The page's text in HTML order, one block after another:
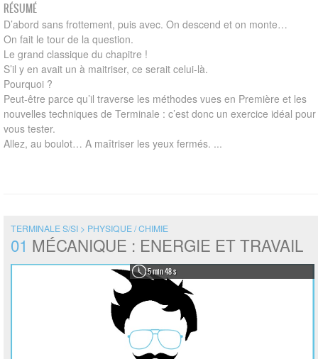
RÉSUMÉ
D’abord sans frottement, puis avec. On descend et on monte…
On fait le tour de la question.
Le grand classique du chapitre !
S’il y en avait un à maitriser, ce serait celui-là.
Pourquoi ?
Peut-être parce qu’il traverse les méthodes vues en Première et les
nouvelles techniques de Terminale : c’est donc un exercice idéal pour
vous tester.
Allez, au boulot… A maîtriser les yeux fermés. ...
TERMINALE S/SI > PHYSIQUE / CHIMIE
01 MÉCANIQUE : ENERGIE ET TRAVAIL
5 min 48 s